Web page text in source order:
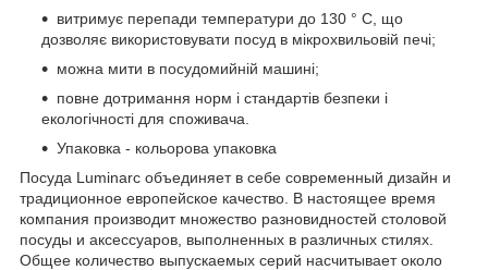
витримує перепади температури до 130 ° С, що
дозволяє використовувати посуд в мікрохвильовій печі;
можна мити в посудомийній машині;
повне дотримання норм і стандартів безпеки і
екологічності для споживача.
Упаковка - кольорова упаковка
Посуда Luminarc объединяет в себе современный дизайн и
традиционное европейское качество. В настоящее время
компания производит множество разновидностей столовой
посуды и аксессуаров, выполненных в различных стилях.
Общее количество выпускаемых серий насчитывает около